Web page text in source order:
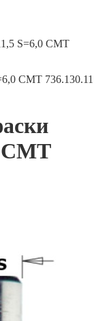
S=6,0 CMT
CMT 736.130.11
CMT